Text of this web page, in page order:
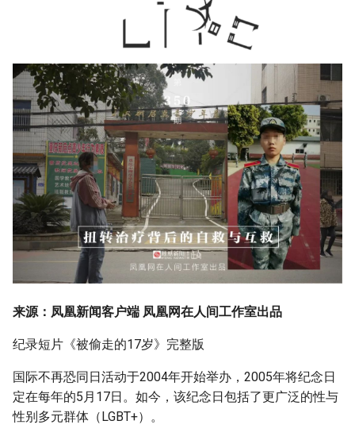
来源：凤凰新闻客户端 凤凰网在人间工作室出品
纪录短片《被偷走的17岁》完整版
国际不再恐同日活动于2004年开始举办，2005年将纪念日
定在每年的5月17日。如今，该纪念日包括了更广泛的性与
性别多元群体（LGBT+）。